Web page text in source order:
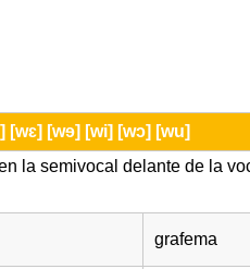
[wɛ] [wɘ] [wi] [wɔ] [wu]
la semivocal delante de la
grafema